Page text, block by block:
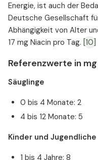
Energie, ist auch der
Deutsche Gesellschaft
Abhängigkeit von Alter
17 mg Niacin pro Tag. [10]
Referenzwerte in
Säuglinge
0 bis 4 Monate: 2
4 bis 12 Monate: 5
Kinder und Jugendliche
1 bis 4 Jahre: 8